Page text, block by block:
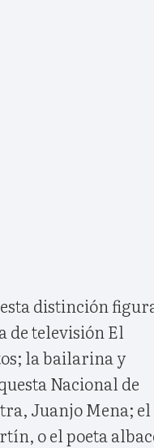
distinción
de televisión El
la bailarina y
Nacional de
Juanjo Mena; el
o el poeta